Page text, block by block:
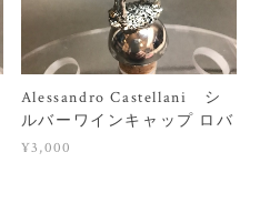
Alessandro Castellani シ
ルバーワインキャップ ロバ
¥3,000